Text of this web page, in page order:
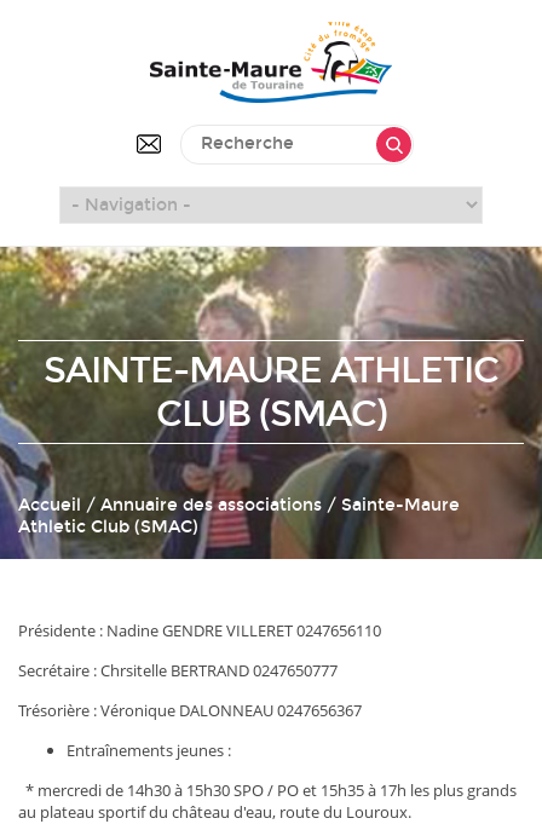
SAINTE-MAURE ATHLETIC
CLUB (SMAC)
Accueil / Annuaire des associations / Sainte-Maure
Athletic Club (SMAC)
Présidente : Nadine GENDRE VILLERET 0247656110
Secrétaire : Chrsitelle BERTRAND 0247650777
Trésorière : Véronique DALONNEAU 0247656367
Entraînements jeunes :
* mercredi de 14h30 à 15h30 SPO / PO et 15h35 à 17h les plus grands
au plateau sportif du château d'eau, route du Louroux.